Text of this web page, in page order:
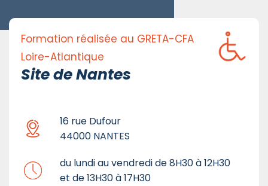
Formation réalisée au GRETA-CFA
Loire-Atlantique
Site de Nantes
16 rue Dufour
44000 NANTES
du lundi au vendredi de 8H30 à 12H30
et de 13H30 à 17H30